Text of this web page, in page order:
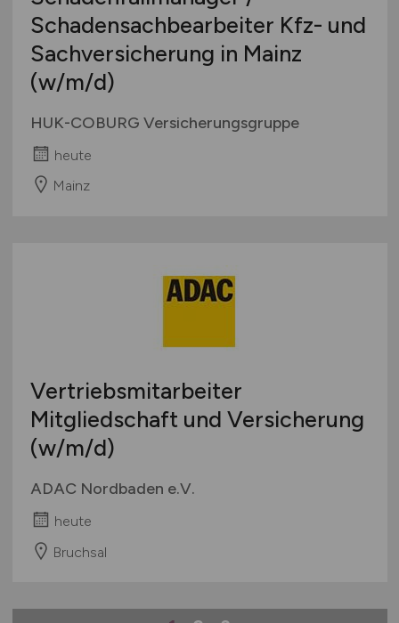
Schadensachbearbeiter Kfz- und
Sachversicherung in Mainz
(w/m/d)
HUK-COBURG Versicherungsgruppe
heute
Mainz
Vertriebsmitarbeiter
Mitgliedschaft und Versicherung
(w/m/d)
ADAC Nordbaden e.V.
heute
Bruchsal